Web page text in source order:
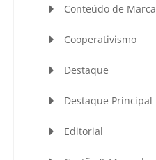
Conteúdo de Marca
Cooperativismo
Destaque
Destaque Principal
Editorial